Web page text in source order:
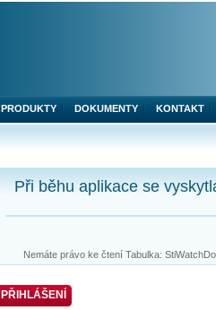
Při běhu aplikace se
Nemáte právo ke čtení Tabulka:
PŘIHLÁŠENÍ
PRODUKTY DOKUMENTY KONTAKT